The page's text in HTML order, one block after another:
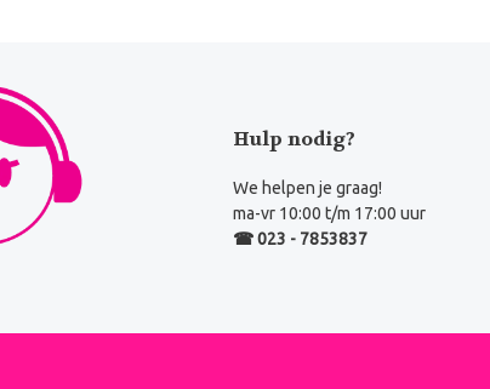
Hulp nodig?
We helpen je graag!
ma-vr 10:00 t/m 17:00 uur
☎ 023 - 7853837